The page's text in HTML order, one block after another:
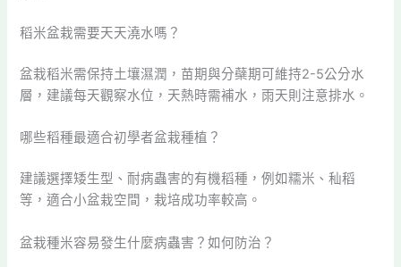
稻米盆栽需要天天澆水嗎？
盆栽稻米需保持土壤濕潤，苗期與分蘗期可維持2-5公分水
層，建議每天觀察水位，天熱時需補水，雨天則注意排水。
哪些稻種最適合初學者盆栽種植？
建議選擇矮生型、耐病蟲害的有機稻種，例如糯米、秈稻
等，適合小盆栽空間，栽培成功率較高。
盆栽種米容易發生什麼病蟲害？如何防治？